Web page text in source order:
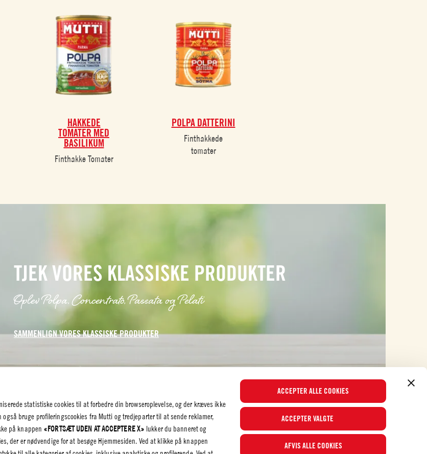
statistiske cookies til at forbedre din browseroplevelse, og der kræves ikke
bruge profileringscookies fra Mutti og tredjeparter til at sende reklamer,
på knappen «FORTSÆT UDEN AT ACCEPTERE X» lukker du banneret og
der er nødvendige for at besøge Hjemmesiden. Ved at klikke på knappen
ACCEPTER ALLE COOKIES
ACCEPTER VALGTE
AFVIS ALLE COOKIES
HAKKEDE
TOMATER MED
BASILIKUM
Finthakke Tomater
POLPA DATTERINI
Finthakkede
tomater
TJEK VORES KLASSISKE PRODUKTER
Oplev Polpa, Concentrato, Passata og Pelati
SAMMENLIGN VORES KLASSISKE PRODUKTER
Populære opskrifter